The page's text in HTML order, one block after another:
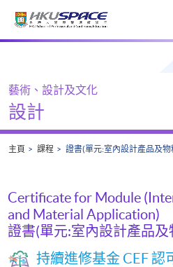
Main
藝術、設計及文化
設計
主頁 課程 證書(單元:室內設計產品及物
Certificate for Module
and Material Application)
證書(單元:室內設計產品及
持續進修基金 CEF 認